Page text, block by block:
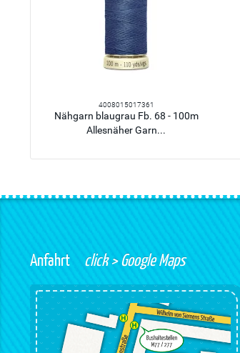
4008015017361
Nähgarn blaugrau Fb. 68 - 100m
Allesnäher Garn...
Anfahrt click > Google Maps